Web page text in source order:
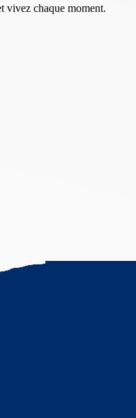
vivez chaque moment.